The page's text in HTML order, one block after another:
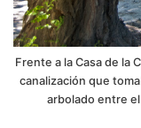
Frente a la Casa de la
canalización que
arbolado entre el